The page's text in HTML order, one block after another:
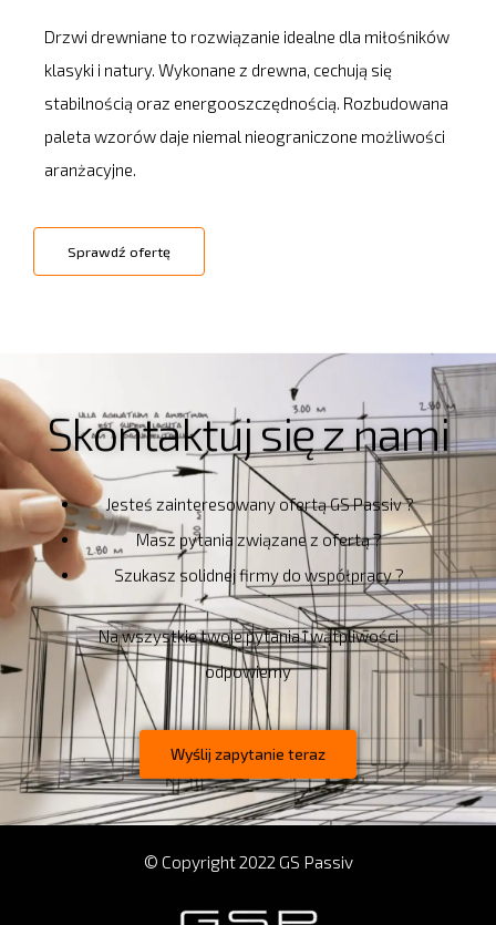
Drzwi drewniane to rozwiązanie idealne dla miłośników
klasyki i natury. Wykonane z drewna, cechują się
stabilnością oraz energooszczędnością. Rozbudowana
paleta wzorów daje niemal nieograniczone możliwości
aranżacyjne.
Sprawdź ofertę
Skontaktuj się z nami
Jesteś zainteresowany ofertą GS Passiv ?
Masz pytania związane z ofertą ?
Szukasz solidnej firmy do współpracy ?
Na wszystkie twoje pytania i wątpliwości
odpowiemy
Wyślij zapytanie teraz
© Copyright 2022 GS Passiv